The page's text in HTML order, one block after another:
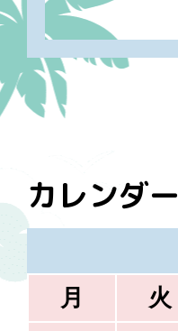
カレンダー
月
火